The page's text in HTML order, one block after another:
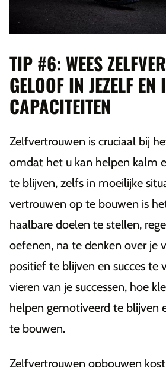
TIP #6: WEES
GELOOF IN JEZELF EN
CAPACITEITEN
Zelfvertrouwen is cruciaal bij
omdat het u kan helpen kalm
te blijven, zelfs in moeilijke
vertrouwen op te bouwen is
haalbare doelen te stellen,
oefenen, na te denken over je
positief te blijven en succes te
vieren van je successen, hoe
helpen gemotiveerd te blijven
te bouwen.
Zelfvertrouwen opbouwen